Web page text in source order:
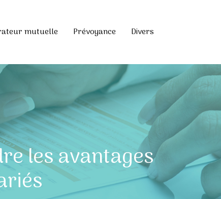
mutuelle Prévoyance Divers
les avantages